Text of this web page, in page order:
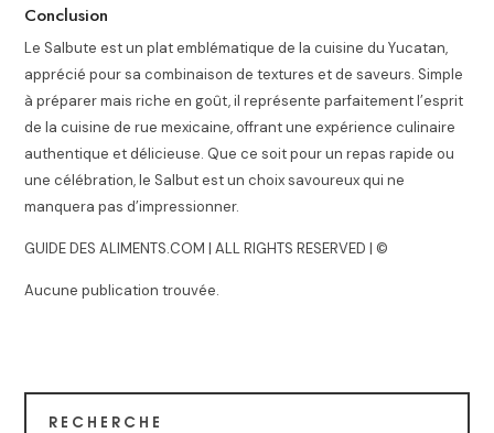
Conclusion
Le Salbute est un plat emblématique de la cuisine du Yucatan,
apprécié pour sa combinaison de textures et de saveurs. Simple
à préparer mais riche en goût, il représente parfaitement l’esprit
de la cuisine de rue mexicaine, offrant une expérience culinaire
authentique et délicieuse. Que ce soit pour un repas rapide ou
une célébration, le Salbut est un choix savoureux qui ne
manquera pas d’impressionner.
GUIDE DES ALIMENTS.COM | ALL RIGHTS RESERVED | ©
Aucune publication trouvée.
RECHERCHE